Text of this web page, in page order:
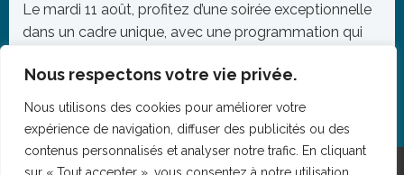
Nous respectons votre vie privée.
Nous utilisons des cookies pour améliorer votre
expérience de navigation, diffuser des publicités ou des
contenus personnalisés et analyser notre trafic. En cliquant
Le mardi 11 août, profitez d’une soirée exceptionnelle
dans un cadre unique, avec une programmation qui
nuit.
À partir de 20h, retrouvez sur scène Vincè – La Petite
Cul ...
Photo